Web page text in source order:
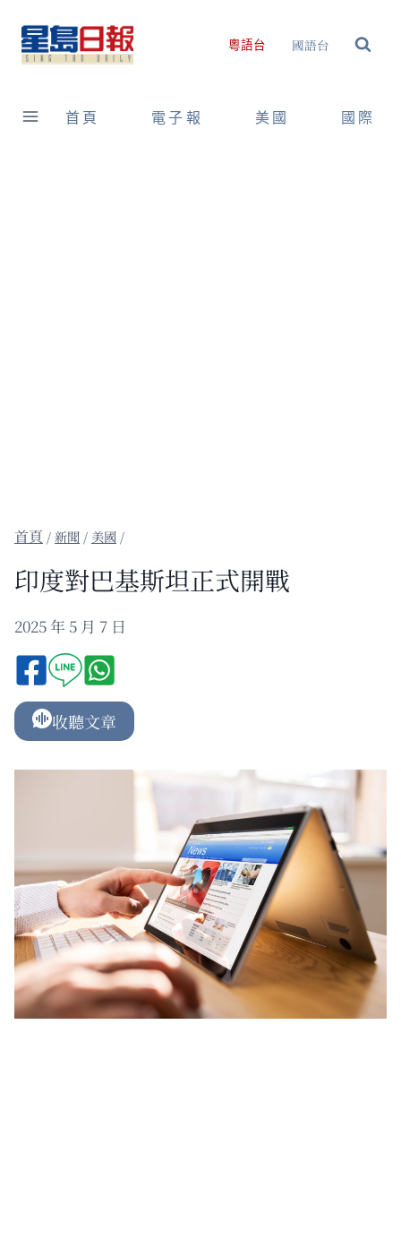
content
粵語台 國語台
首頁 電子報 美國 國際
/新聞 / 美國 /
印度對巴基斯坦正式開戰
2025 年 5 月 7 日
收聽文章